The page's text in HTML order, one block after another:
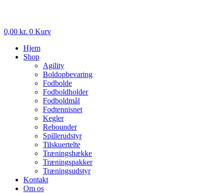
0,00 kr. 0 Kurv
Hjem
Shop
Agility
Boldopbevaring
Fodbolde
Fodboldholder
Fodboldmål
Fodtennisnet
Kegler
Rebounder
Spillerudstyr
Tilskuertelte
Træningshække
Træningspakker
Træningsudstyr
Kontakt
Om os